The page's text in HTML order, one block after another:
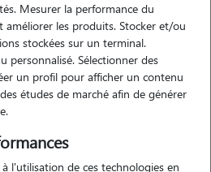
n'ayant pas la possibilité
compagnie, c'est tout naturellement
pet-sitting. ainsi, j'allie l'utile à
aux personnes ayant besoin de faire
Mesurer la performance du
améliorer les produits. Stocker et/ou
stockées sur un terminal.
personnalisé. Sélectionner des
un profil pour afficher un contenu
études de marché afin de générer
l'utilisation de ces technologies en